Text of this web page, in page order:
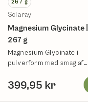
267 g
Solaray
Magnesium Glycinate |
267 g
Magnesium Glycinate i
pulverform med smag af
399,95 kr